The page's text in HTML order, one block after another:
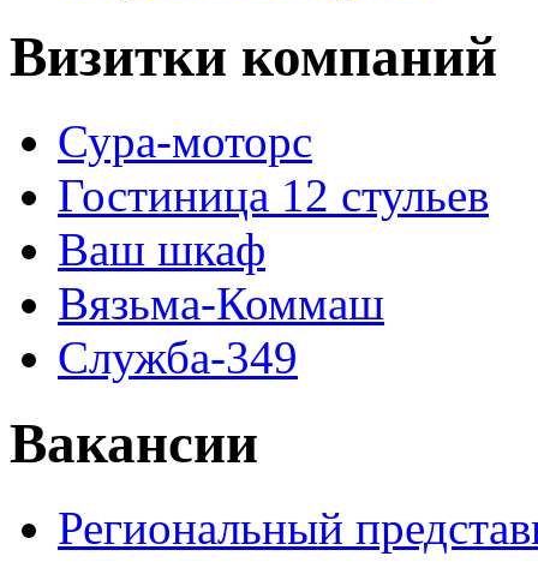
Визитки компаний
Сура-моторс
Гостиница 12 стульев
Ваш шкаф
Вязьма-Коммаш
Служба-349
Вакансии
Региональный